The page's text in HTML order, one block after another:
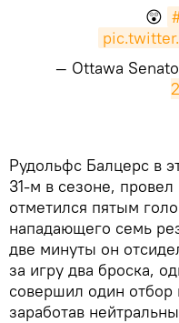
😲
— Ottawa
Рудольфс Балцерс в
31-м в сезоне, провел
отметился пятым
нападающего семь
две минуты он
за игру два броска,
совершил один
заработав